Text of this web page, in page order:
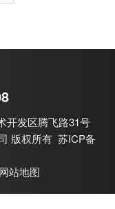
开发区腾飞路31号
版权所有 苏ICP备
网站地图